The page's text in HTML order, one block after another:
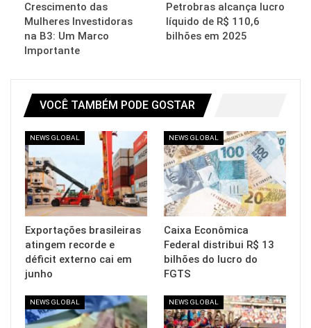
Crescimento das
Mulheres Investidoras
na B3: Um Marco
Importante
Petrobras alcança lucro
líquido de R$ 110,6
bilhões em 2025
VOCÊ TAMBÉM PODE GOSTAR
NEWS GLOBAL
Exportações brasileiras
atingem recorde e
déficit externo cai em
junho
NEWS GLOBAL
Caixa Econômica
Federal distribui R$ 13
bilhões do lucro do
FGTS
NEWS GLOBAL NEWS GLOBAL